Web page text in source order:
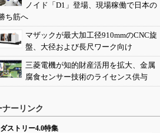
ノイド「D1」登場、現場稼働で日本の
ち筋へ
マザックが最大加工径910mmのCNC旋
盤、大径および長尺ワーク向け
三菱電機が知的財産活用を拡大、金属
腐食センサー技術のライセンス供与
ナーリンク
ストリー4.0特集